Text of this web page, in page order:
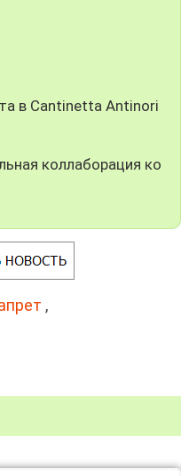
в Cantinetta Antinori
коллаборация ко
,